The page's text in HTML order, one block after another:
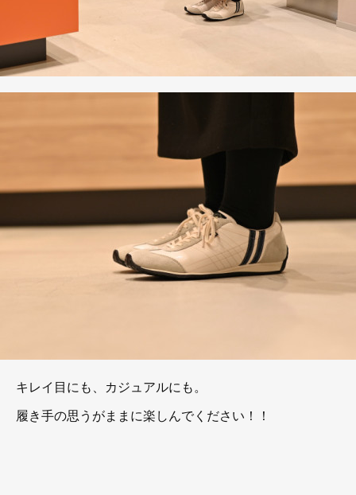
キレイ目にも、カジュアルにも。
履き手の思うがままに楽しんでください！！